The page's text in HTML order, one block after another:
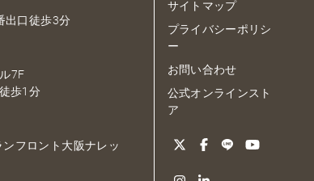
出口徒歩3分
7F
歩1分
フロント大阪ナレッ
サイトマップ
プライバシーポリシ
ー
お問い合わせ
公式オンラインスト
ア